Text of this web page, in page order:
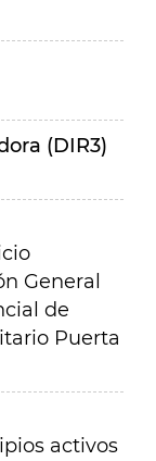
(DIR3)
General
de
Puerta
activos